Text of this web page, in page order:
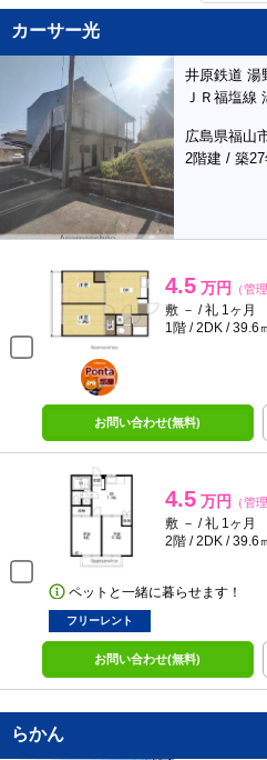
カーサー光
井原鉄道 湯
ＪＲ福塩線
広島県福山
2階建 / 築
4.5 万円 （管
敷 － / 礼 1ヶ月
1階 / 2DK / 39.6
ポンタ
部屋
お問い合わせ(無料)
4.5 万円 （管
敷 － / 礼 1ヶ月
2階 / 2DK / 39.6
ペットと一緒に暮らせます！
フリーレント
お問い合わせ(無料)
らかん